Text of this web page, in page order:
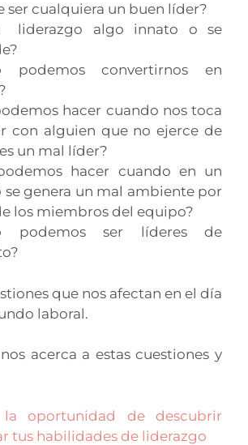
ser cualquiera un buen líder?
liderazgo algo innato o se
podemos convertirnos en
hacer cuando nos toca
con alguien que no ejerce de
un mal líder?
hacer cuando en un
se genera un mal ambiente por
los miembros del equipo?
podemos ser líderes de
que nos afectan en el día
laboral.
acerca a estas cuestiones y
oportunidad de descubrir
tus habilidades de liderazgo